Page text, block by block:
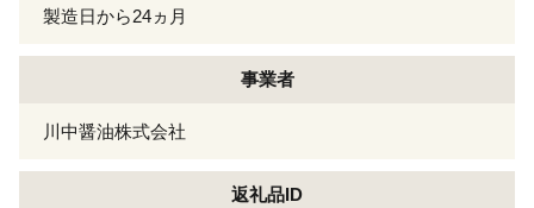
製造日から24ヵ月
事業者
川中醤油株式会社
返礼品ID